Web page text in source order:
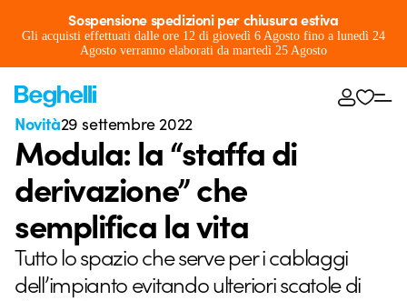
Sospensione spedizioni per chiusura estiva
Gli acquisti effettuati dalle ore 12 di giovedì 6 Agosto fino a lunedì 24
Agosto verranno elaborati da martedì 25 Agosto
Novità29 settembre 2022
Modula: la “staffa di
derivazione” che
semplifica la vita
Tutto lo spazio che serve per i cablaggi
dell’impianto evitando ulteriori scatole di